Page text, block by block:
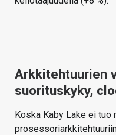
Arkkitehtuurien
suorituskyky,
Koska Kaby Lake ei tuo